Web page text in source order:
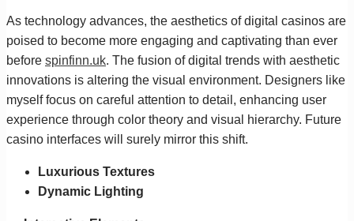
As technology advances, the aesthetics of digital casinos are
poised to become more engaging and captivating than ever
before spinfinn.uk. The fusion of digital trends with aesthetic
innovations is altering the visual environment. Designers like
myself focus on careful attention to detail, enhancing user
experience through color theory and visual hierarchy. Future
casino interfaces will surely mirror this shift.
Luxurious Textures
Dynamic Lighting